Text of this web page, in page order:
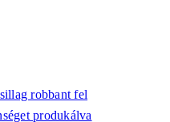
robbant fel
produkálva